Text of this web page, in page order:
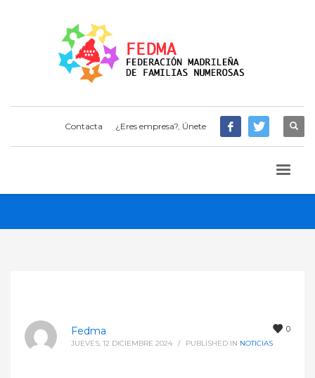
Contacta ¿Eres empresa?, Únete
0
Fedma
JUEVES, 12 DICIEMBRE 2024 / PUBLISHED IN NOTICIAS